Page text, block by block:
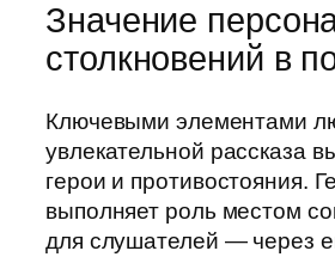
Значение
столкновений в
Ключевыми элементами
увлекательной рассказа
герои и противостояния.
выполняет роль местом
для слушателей — через